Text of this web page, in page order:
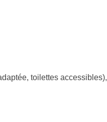
toilettes accessibles),